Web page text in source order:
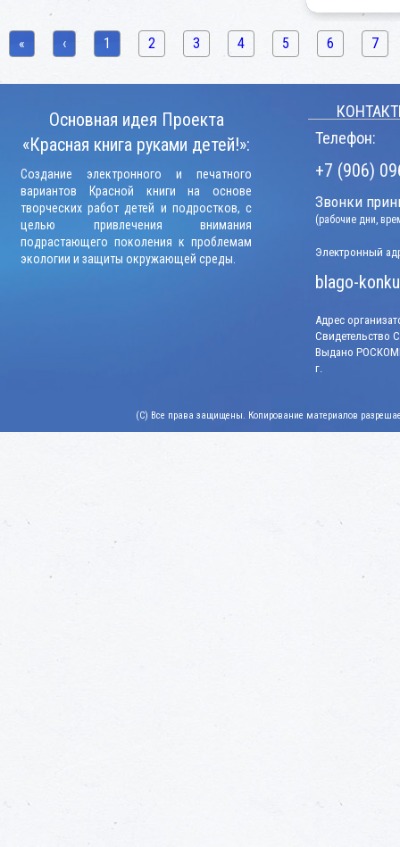
« ‹ 1 2 3 4 5 6 7
Основная идея Проекта
«Красная книга руками детей!»:
Создание электронного и печатного
вариантов Красной книги на основе
творческих работ детей и подростков, с
целью привлечения внимания
подрастающего поколения к проблемам
экологии и защиты окружающей среды.
Телефон:
+7 (906)
Звонки
(рабочие дни,
Электронный
blago-
Адрес
Свидетельство
Выдано
г.
(C) Все права защищены. Копирование материалов